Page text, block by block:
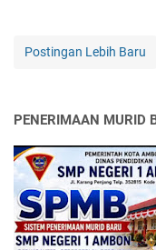
Postingan Lebih Baru
PENERIMAAN MURID